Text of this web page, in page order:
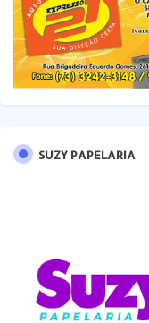
SUZY PAPELARIA